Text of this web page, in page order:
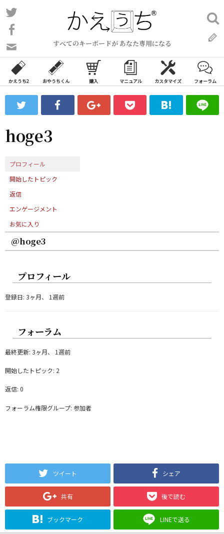
コ
ン
ン
ツ
ス
ッ
プ
すべてのキーボードが あなた専用になる
い
合
わ
フ
ォ
ム
検
索:
かえうち2 おやうちくん 購入 マニュアル カスタマイズ フォーラム
hoge3
プロフィール
開始したトピック
返信
エンゲージメント
お気に入り
@hoge3
プロフィール
登録日: 3ヶ月、 1週前
フォーラム
最終更新: 3ヶ月、 1週前
開始したトピック: 2
返信: 0
フォーラム権限グループ: 参加者
ツイート シェア
共有 後で読む
ブックマーク LINEで送る